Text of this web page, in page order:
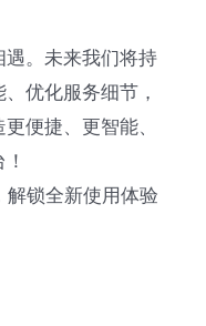
。未来我们将持
优化服务细节，
便捷、更智能、
解锁全新使用体验